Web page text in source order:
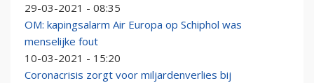
29-03-2021 - 08:35
OM: kapingsalarm Air Europa op Schiphol was
menselijke fout
10-03-2021 - 15:20
Coronacrisis zorgt voor miljardenverlies bij